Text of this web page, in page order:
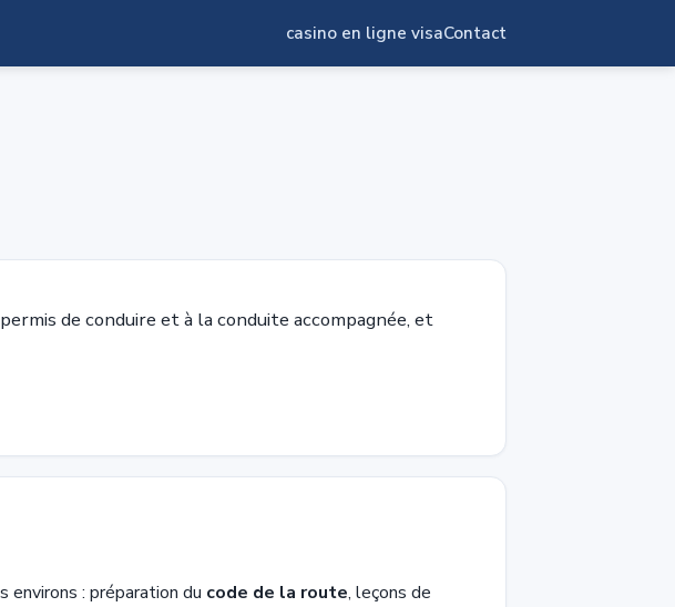
casino en ligne visaContact
de conduire et à la conduite accompagnée, et
environs : préparation du code de la route, leçons de